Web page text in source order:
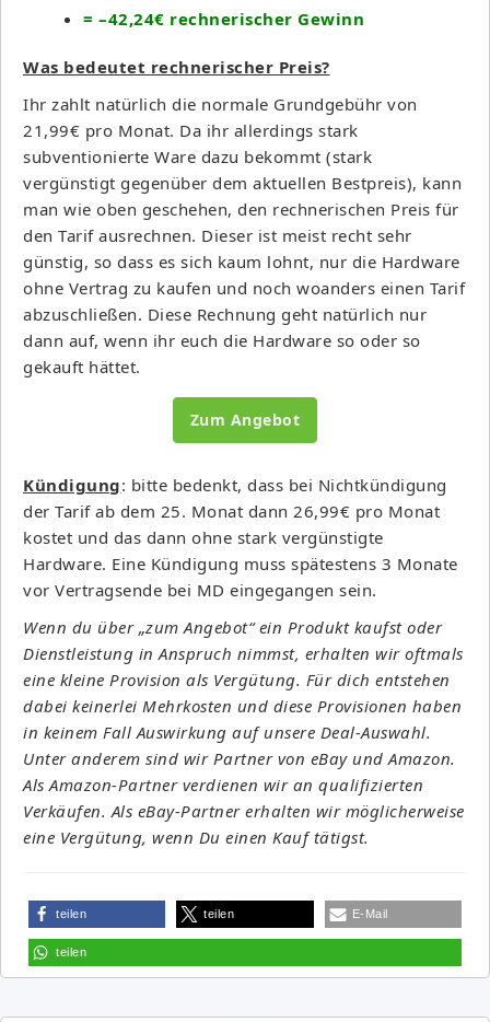
= –42,24€ rechnerischer Gewinn
Was bedeutet rechnerischer Preis?
Ihr zahlt natürlich die normale Grundgebühr von
21,99€ pro Monat. Da ihr allerdings stark
subventionierte Ware dazu bekommt (stark
vergünstigt gegenüber dem aktuellen Bestpreis), kann
man wie oben geschehen, den rechnerischen Preis für
den Tarif ausrechnen. Dieser ist meist recht sehr
günstig, so dass es sich kaum lohnt, nur die Hardware
ohne Vertrag zu kaufen und noch woanders einen Tarif
abzuschließen. Diese Rechnung geht natürlich nur
dann auf, wenn ihr euch die Hardware so oder so
gekauft hättet.
Zum Angebot
Kündigung: bitte bedenkt, dass bei Nichtkündigung
der Tarif ab dem 25. Monat dann 26,99€ pro Monat
kostet und das dann ohne stark vergünstigte
Hardware. Eine Kündigung muss spätestens 3 Monate
vor Vertragsende bei MD eingegangen sein.
Wenn du über „zum Angebot“ ein Produkt kaufst oder
Dienstleistung in Anspruch nimmst, erhalten wir oftmals
eine kleine Provision als Vergütung. Für dich entstehen
dabei keinerlei Mehrkosten und diese Provisionen haben
in keinem Fall Auswirkung auf unsere Deal-Auswahl.
Unter anderem sind wir Partner von eBay und Amazon.
Als Amazon-Partner verdienen wir an qualifizierten
Verkäufen. Als eBay-Partner erhalten wir möglicherweise
eine Vergütung, wenn Du einen Kauf tätigst.
teilen teilen E-Mail
teilen